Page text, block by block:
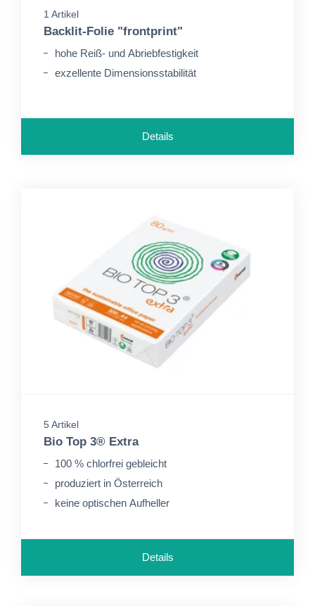
1 Artikel
Backlit-Folie "frontprint"
hohe Reiß- und Abriebfestigkeit
exzellente Dimensionsstabilität
Details
5 Artikel
Bio Top 3® Extra
100 % chlorfrei gebleicht
produziert in Österreich
keine optischen Aufheller
Details